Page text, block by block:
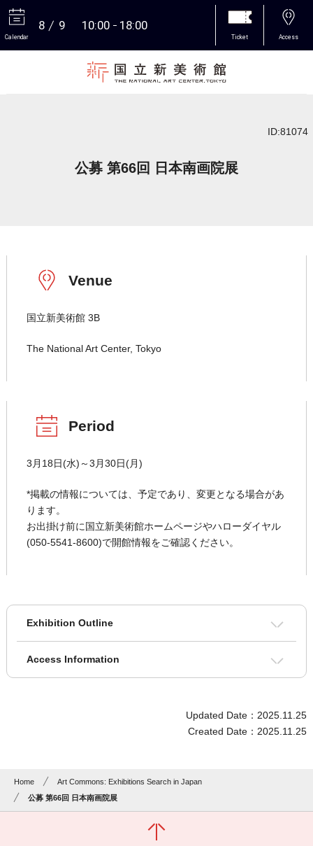
Calendar
8 9 10:00 18:00
Ticket Access
ID:81074
公募 第66回 日本南画院展
Venue
国立新美術館 3B
The National Art Center, Tokyo
Period
3月18日(水)～3月30日(月)
*掲載の情報については、予定であり、変更となる場合があ
ります。
お出掛け前に国立新美術館ホームページやハローダイヤル
(050-5541-8600)で開館情報をご確認ください。
Exhibition Outline
Access Information
Updated Date：2025.11.25
Created Date：2025.11.25
Home
Art Commons: Exhibitions Search in Japan
公募 第66回 日本南画院展